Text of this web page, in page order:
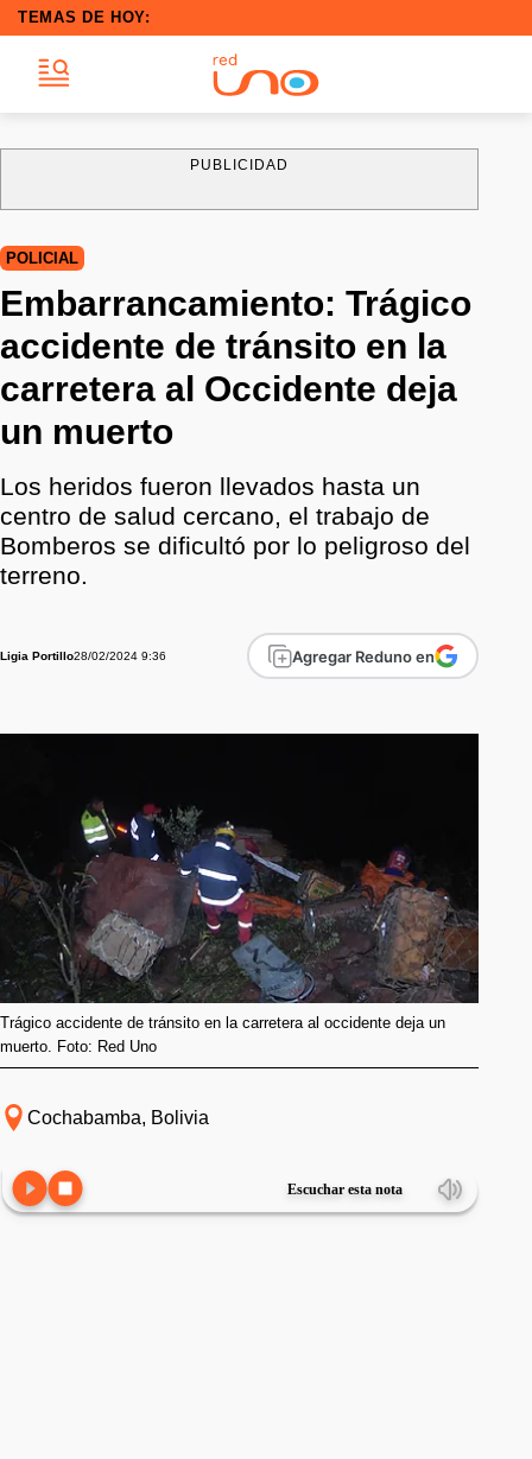
TEMAS DE HOY:
PUBLICIDAD
POLICIAL
Embarrancamiento: Trágico
accidente de tránsito en la
carretera al Occidente deja
un muerto
Los heridos fueron llevados hasta un
centro de salud cercano, el trabajo de
Bomberos se dificultó por lo peligroso del
terreno.
Ligia Portillo28/02/2024 9:36 Agregar Reduno en
Trágico accidente de tránsito en la carretera al occidente deja un
muerto. Foto: Red Uno
Cochabamba, Bolivia
Escuchar esta nota